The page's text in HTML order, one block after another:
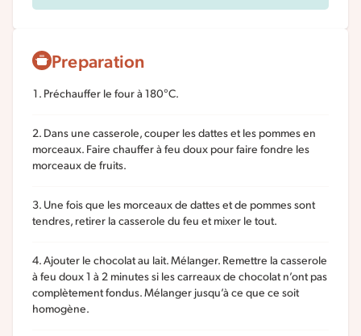
Preparation
Préchauffer le four à 180°C.
Dans une casserole, couper les dattes et les pommes en
morceaux. Faire chauffer à feu doux pour faire fondre les
morceaux de fruits.
Une fois que les morceaux de dattes et de pommes sont
tendres, retirer la casserole du feu et mixer le tout.
Ajouter le chocolat au lait. Mélanger. Remettre la casserole
à feu doux 1 à 2 minutes si les carreaux de chocolat n’ont pas
complètement fondus. Mélanger jusqu’à ce que ce soit
homogène.